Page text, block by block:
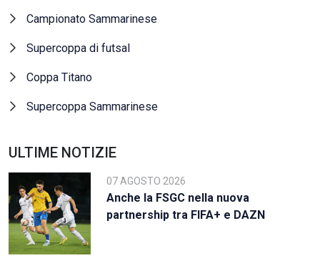
Campionato Sammarinese
Supercoppa di futsal
Coppa Titano
Supercoppa Sammarinese
ULTIME NOTIZIE
07 AGOSTO 2026
Anche la FSGC nella nuova
partnership tra FIFA+ e DAZN